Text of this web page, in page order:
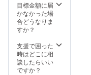
目標金額に届
かなかった場
合どうなりま
すか？
支援で困った
時はどこに相
談したらいい
ですか？